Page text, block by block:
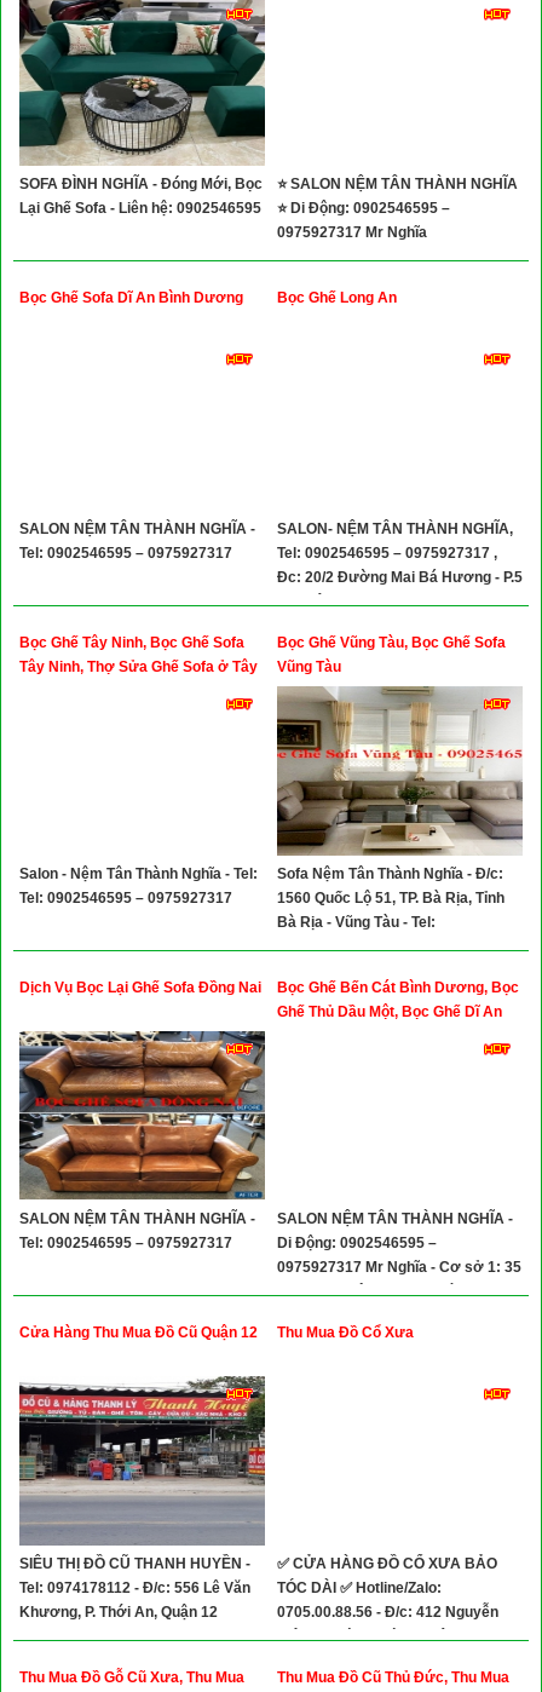
SOFA ĐÌNH NGHĨA - Đóng Mới, Bọc
Lại Ghế Sofa - Liên hệ: 0902546595
⭐ SALON NỆM TÂN THÀNH NGHĨA
⭐ Di Động: 0902546595 –
0975927317 Mr Nghĩa
Bọc Ghế Sofa Dĩ An Bình Dương
SALON NỆM TÂN THÀNH NGHĨA -
Tel: 0902546595 – 0975927317
Bọc Ghế Long An
SALON- NỆM TÂN THÀNH NGHĨA,
Tel: 0902546595 – 0975927317 ,
Đc: 20/2 Đường Mai Bá Hương - P.5
- TP Tân An -Tỉnh Long An
Bọc Ghế Tây Ninh, Bọc Ghế Sofa
Tây Ninh, Thợ Sửa Ghế Sofa ở Tây
Salon - Nệm Tân Thành Nghĩa - Tel:
Tel: 0902546595 – 0975927317
Bọc Ghế Vũng Tàu, Bọc Ghế Sofa
Vũng Tàu
Sofa Nệm Tân Thành Nghĩa - Đ/c:
1560 Quốc Lộ 51, TP. Bà Rịa, Tỉnh
Bà Rịa - Vũng Tàu - Tel:
0902546595
Dịch Vụ Bọc Lại Ghế Sofa Đồng Nai
SALON NỆM TÂN THÀNH NGHĨA -
Tel: 0902546595 – 0975927317
Bọc Ghế Bến Cát Bình Dương, Bọc
Ghế Thủ Dầu Một, Bọc Ghế Dĩ An
SALON NỆM TÂN THÀNH NGHĨA -
Di Động: 0902546595 –
0975927317 Mr Nghĩa - Cơ sở 1: 35
ND 4 Khu Đô Thị Mỹ Phước, Bến
Đường Tân Lập, Thị Xã Dĩ An, Bình
Cửa Hàng Thu Mua Đồ Cũ Quận 12
SIÊU THỊ ĐỒ CŨ THANH HUYỀN -
Tel: 0974178112 - Đ/c: 556 Lê Văn
Khương, P. Thới An, Quận 12
Thu Mua Đồ Cổ Xưa
✅ CỬA HÀNG ĐỒ CỔ XƯA BẢO
TÓC DÀI ✅ Hotline/Zalo:
0705.00.88.56 - Đ/c: 412 Nguyễn
Kiệm,Phường Đức Nhuận, TP.HCM
Thu Mua Đồ Gỗ Cũ Xưa, Thu Mua
Thu Mua Đồ Cũ Thủ Đức, Thu Mua